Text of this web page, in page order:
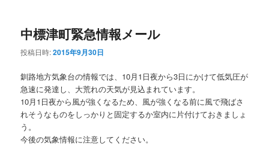
中標津町緊急情報メール
投稿日時:2015年9月30日
釧路地方気象台の情報では、10月1日夜から3日にかけて低気圧が
急速に発達し、大荒れの天気が見込まれています。
10月1日夜から風が強くなるため、風が強くなる前に風で飛ばさ
れそうなものをしっかりと固定するか室内に片付けておきましょ
う。
今後の気象情報に注意してください。